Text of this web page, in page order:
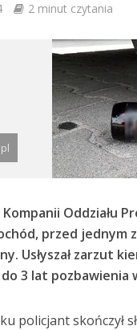
2 minut czytania
Oddziału
przed jednym
Usłyszał zarzut
3 lat pozbawienia
policjant skończył